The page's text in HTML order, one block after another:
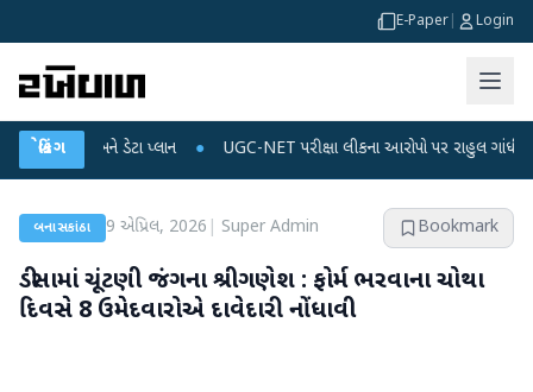
E-Paper Login
બ્રેકિંગ
અને ડેટા પ્લાન ● UGC-NET પરીક્ષા લીકના આરોપો પર રાહુલ ગાંધીએ કેન્દ્ર પર
બનાસકાંઠા 9 એપ્રિલ, 2026 Super Admin Bookmark
ડીસામાં ચૂંટણી જંગના શ્રીગણેશ : ફોર્મ ભરવાના ચોથા
દિવસે 8 ઉમેદવારોએ દાવેદારી નોંધાવી